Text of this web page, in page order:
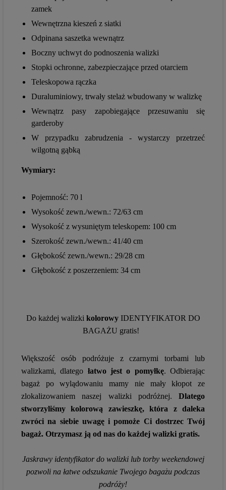
zamek
Wewnętrzna kieszeń z siatki
Odpinana saszetka wewnątrz
Boczny uchwyt do podnoszenia walizki
Stopki ochronne, zabezpieczające przed otarciem
Teleskopowa rączka
Duraluminiowy, trwały stelaż wbudowany w walizkę
Wewnątrz pasy zapobiegające przesuwaniu się
garderoby
W przypadku zabrudzenia - wystarczy przetrzeć
wilgotną gąbką
Wymiary:
Pojemność: 70 l
Wysokość zewn./wewn.: 72/63 cm
Wysokość z wysuniętym teleskopem: 100 cm
Szerokość zewn./wewn.: 41/40 cm
Głębokość zewn./wewn.: 29/28 cm
Głębokość z poszerzeniem: 34 cm
Do każdej walizki kolorowyIDENTYFIKATOR DO
BAGAŻU gratis!
Większość osób podróżuje z czarnymi torbami lub
walizkami, dlatego łatwo jest o pomyłkę. Odbierając
bagaż po wylądowaniu mamy nie mały kłopot ze
zlokalizowaniem naszej walizki podróżnej. Dlatego
stworzyliśmy kolorową zawieszkę, która zdaleka
zwróci na siebie uwagę i pomoże Ci dostrzec Twój
bagaż. Otrzymasz ją od nas do każdej walizki gratis.
Jaskrawy identyfikator do walizki lub torby weekendowej
pozwoli na łatwe odszukanie Twojego bagażu podczas
podróży!